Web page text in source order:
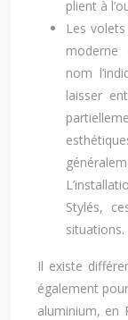
plient à
Les
moderne
nom
laisser
Stylés,
situations.
Il existe
également
aluminium, en